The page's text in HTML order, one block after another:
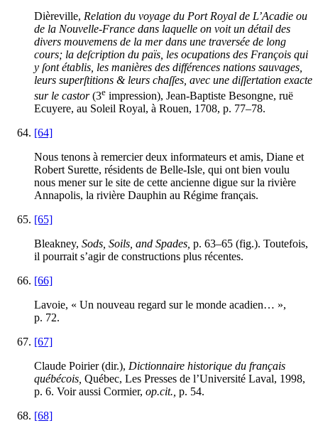
Dièreville, Relation du voyage du Port Royal de L’Acadie ou
de la Nouvelle-France dans laquelle on voit un détail des
divers mouvemens de la mer dans une traversée de long
cours; la deſcription du païs, les ocupations des François qui
y ſont établis, les manières des différences nations sauvages,
leurs superſtitions & leurs chaſſes, avec une diſſertation exacte
sur le castor(3e impression), Jean-Baptiste Besongne, ruë
Ecuyere, au Soleil Royal, à Rouen, 1708, p. 77–78.
[64]
Nous tenons à remercier deux informateurs et amis, Diane et
Robert Surette, résidents de Belle-Isle, qui ont bien voulu
nous mener sur le site de cette ancienne digue sur la rivière
Annapolis, la rivière Dauphin au Régime français.
[65]
Bleakney, Sods, Soils, and Spades, p. 63–65 (fig.). Toutefois,
il pourrait s’agir de constructions plus récentes.
[66]
Lavoie, « Un nouveau regard sur le monde acadien… »,
p. 72.
[67]
Claude Poirier (dir.), Dictionnaire historique du français
québécois, Québec, Les Presses de l’Université Laval, 1998,
p. 6. Voir aussi Cormier, op.cit., p. 54.
[68]